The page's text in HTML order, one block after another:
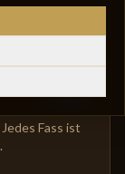
Fass ist